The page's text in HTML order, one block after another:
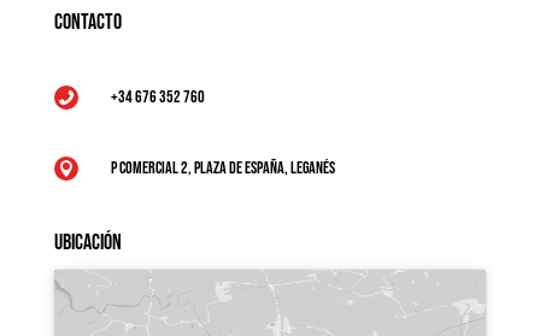
Contacto
 +34 676 352 760
 P Comercial 2, Plaza de España, Leganés
Ubicación